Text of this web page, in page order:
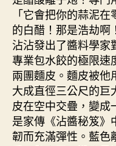
「它會把你的蒜泥
的白醋！那是浩劫啊
沾沾發出了醬料學家
專業包水餃的極限速
兩團麵皮。麵皮被他
大成直徑三公尺的巨
皮在空中交疊，變成
是家傳《沾醬秘笈》
韌而充滿彈性。藍色